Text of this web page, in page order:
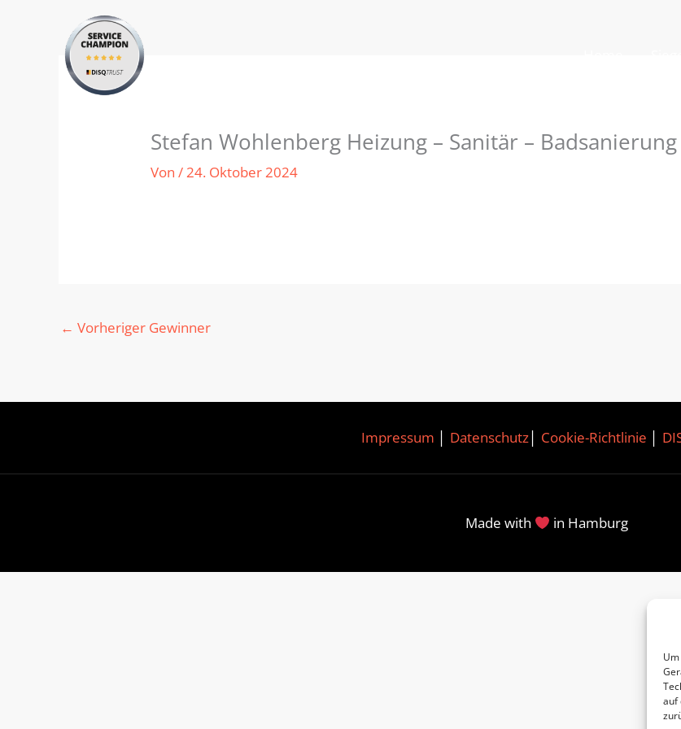
auf
Stefan Wohlenberg Heizung – Sanitär – Badsanierung
Von/24. Oktober 2024
← Vorheriger Gewinner
Impressum Datenschutz│ Cookie-Richtlinie
Made with in Hamburg